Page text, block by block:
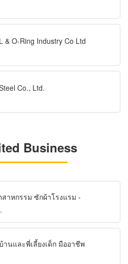
& O-Ring Industry Co Ltd
Co., Ltd.
Business
าหกรรม ซักผ้าโรงแรม -
นและพี่เลี้ยงเด็ก มืออาชีพ